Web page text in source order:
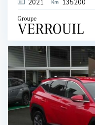
2021 135200